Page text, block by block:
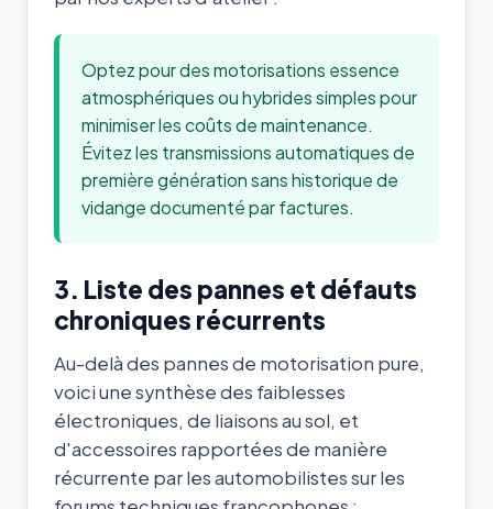
Optez pour des motorisations essence
atmosphériques ou hybrides simples pour
minimiser les coûts de maintenance.
Évitez les transmissions automatiques de
première génération sans historique de
vidange documenté par factures.
3. Liste des pannes et défauts
chroniques récurrents
Au-delà des pannes de motorisation pure,
voici une synthèse des faiblesses
électroniques, de liaisons au sol, et
d'accessoires rapportées de manière
récurrente par les automobilistes sur les